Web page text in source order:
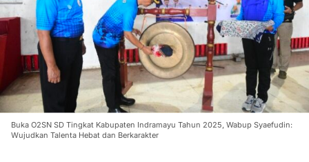
Buka O2SN SD Tingkat Kabupaten Indramayu Tahun 2025, Wabup Syaefudin:
Wujudkan Talenta Hebat dan Berkarakter